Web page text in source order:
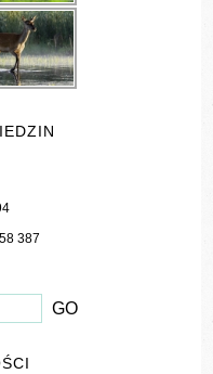
387